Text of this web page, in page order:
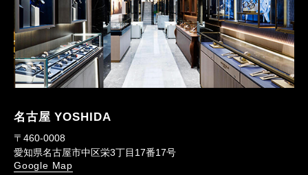
名古屋 YOSHIDA
〒460-0008
愛知県名古屋市中区栄3丁目17番17号
Google Map